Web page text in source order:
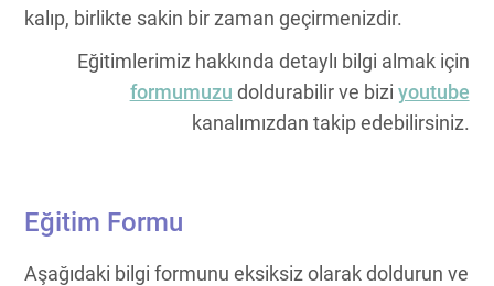
kalıp, birlikte sakin bir zaman geçirmenizdir.
Eğitimlerimiz hakkında detaylı bilgi almak için
formumuzu doldurabilir ve bizi youtube
kanalımızdan takip edebilirsiniz.
Eğitim Formu
Aşağıdaki bilgi formunu eksiksiz olarak doldurun ve